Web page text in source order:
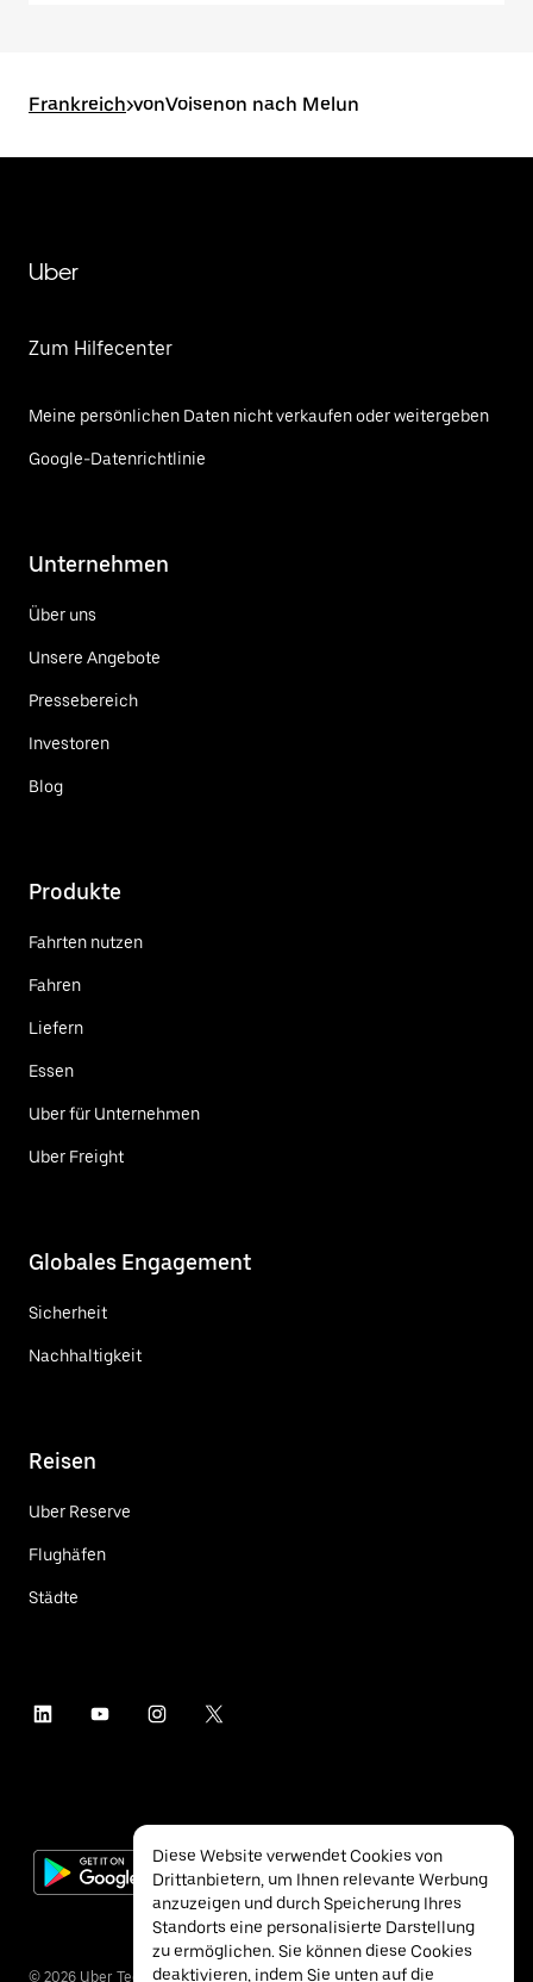
Frankreich>vonVoisenon nach Melun
Uber
Zum Hilfecenter
Meine persönlichen Daten nicht verkaufen oder weitergeben
Google-Datenrichtlinie
Unternehmen
Über uns
Unsere Angebote
Pressebereich
Investoren
Blog
Produkte
Fahrten nutzen
Fahren
Liefern
Essen
Uber für Unternehmen
Uber Freight
Globales Engagement
Sicherheit
Nachhaltigkeit
Reisen
Uber Reserve
Flughäfen
Städte
© 2026 Uber Technologies Inc.
Diese Website verwendet Cookies von
Drittanbietern, um Ihnen relevante Werbung
anzuzeigen und durch Speicherung Ihres
Standorts eine personalisierte Darstellung
zu ermöglichen. Sie können diese Cookies
deaktivieren, indem Sie unten auf die